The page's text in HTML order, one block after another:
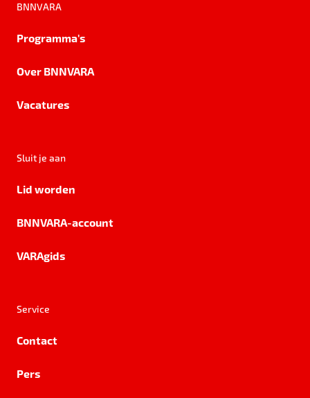
BNNVARA
Programma's
Over BNNVARA
Vacatures
Sluit je aan
Lid worden
BNNVARA-account
VARAgids
Service
Contact
Pers